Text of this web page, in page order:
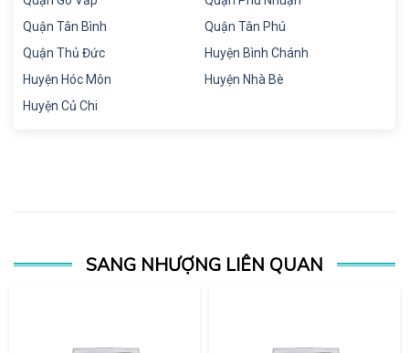
Quận Tân Bình
Quận Tân Phú
Quận Thủ Đức
Huyện Bình Chánh
Huyện Hóc Môn
Huyện Nhà Bè
Huyện Củ Chi
SANG NHƯỢNG LIÊN QUAN